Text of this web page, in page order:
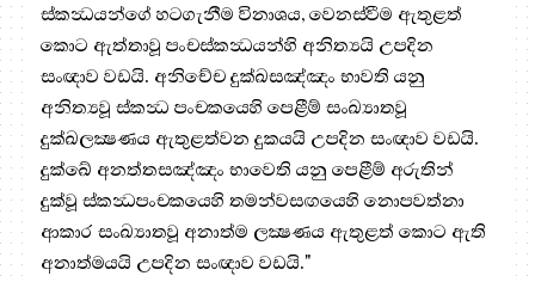
ස්කන්‍ධයන්ගේ හටගැනීම විනාශය, වෙනස්වීම ඇතුළත්
කොට ඇත්තාවූ පංචස්කන්‍ධයන්හි අනිත්‍යයි උපදින
සංඥාව වඩයි. අනිචේච දුක්‍ඛසඤ්ඤං භාවති යනු
අනිත්‍යවූ ස්කන්‍ධ පංචකයෙහි පෙළීම් සංඛ්‍යාතවූ
දුක්‍ඛලක්‍ෂණය ඇතුළත්වන දුකයයි උපදින සංඥාව වඩයි.
දුක්ඛේ අනත්තසඤ්ඤං භාවෙති යනු පෙළීම් අරුතින්
දුක්වූ ස්කන්‍ධපංචකයෙහි තමන්වසඟයෙහි නොපවත්නා
ආකාර සංඛ්‍යාතවූ අනාත්ම ලක්‍ෂණය ඇතුළත් කොට ඇති
අනාත්මයයි උපදින සංඥාව වඩයි."